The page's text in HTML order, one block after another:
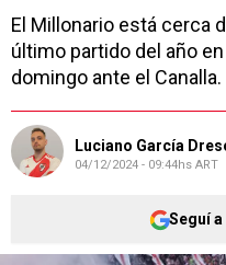
El Millonario está cerca
último partido del año
domingo ante el Canalla.
Luciano García
04/12/2024 - 09:44hs ART
Seguí